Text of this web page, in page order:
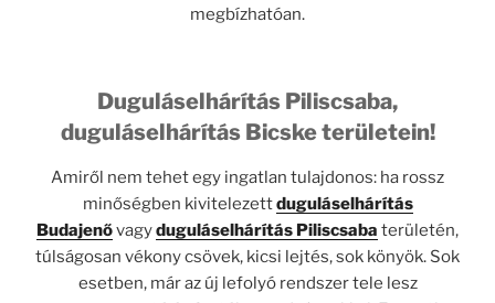
megbízhatóan.
Duguláselhárítás Piliscsaba,
duguláselhárítás Bicske területein!
Amiről nem tehet egy ingatlan tulajdonos: ha rossz
minőségben kivitelezettduguláselhárítás
Budajenővagyduguláselhárítás Piliscsaba területén,
túlságosan vékony csövek, kicsi lejtés, sok könyök. Sok
esetben, már az új lefolyó rendszer tele lesz